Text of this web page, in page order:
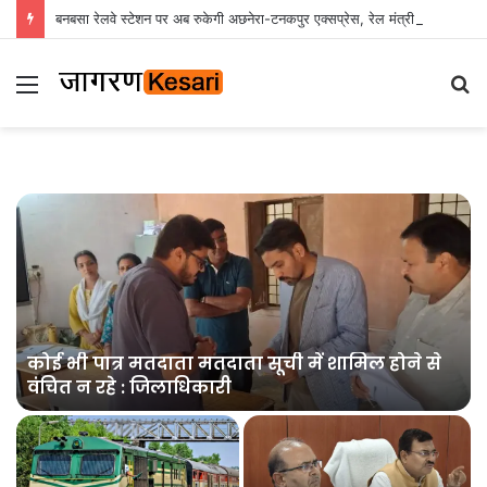
Menu
कोई भी पात्र मतदाता मतदाता सूची में शामिल होने से
वंचित न रहे : जिलाधिकारी